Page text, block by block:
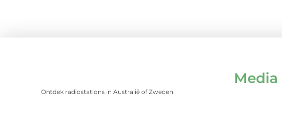
Media
Ontdek radiostations in Australië of Zweden